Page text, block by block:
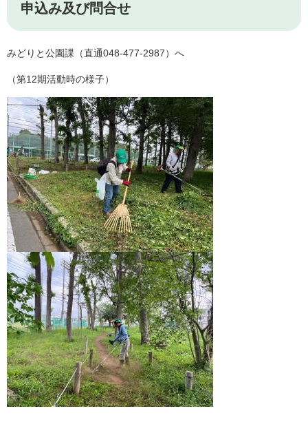
申込み及び問合せ
みどりと公園課（直通048-477-2987）へ
（第12期活動時の様子）